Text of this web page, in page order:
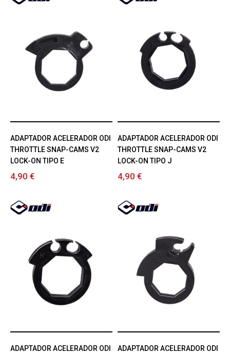
ADAPTADOR ACELERADOR ODI
THROTTLE SNAP-CAMS V2
LOCK-ON TIPO E
4,90 €
ADAPTADOR ACELERADOR ODI
THROTTLE SNAP-CAMS V2
LOCK-ON TIPO J
4,90 €
ADAPTADOR ACELERADOR ODI
ADAPTADOR ACELERADOR ODI